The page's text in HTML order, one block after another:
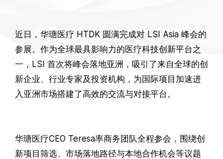
近日，华瑭医疗 HTDK 圆满完成对 LSI Asia 峰会的
参展。作为全球最具影响力的医疗科技创新平台之
一，LSI 首次将峰会落地亚洲，吸引了来自全球的创
新企业、行业专家及投资机构，为国际项目加速进
入亚洲市场搭建了高效的交流与对接平台。
华瑭医疗CEO Teresa率商务团队全程参会，围绕创
新项目筛选、市场落地路径与本地合作机会等议题